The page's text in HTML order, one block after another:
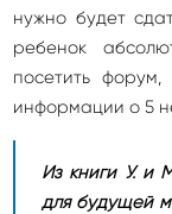
нужно будет
ребенок
посетить
информации о 5
Из книги У. и
для будущей